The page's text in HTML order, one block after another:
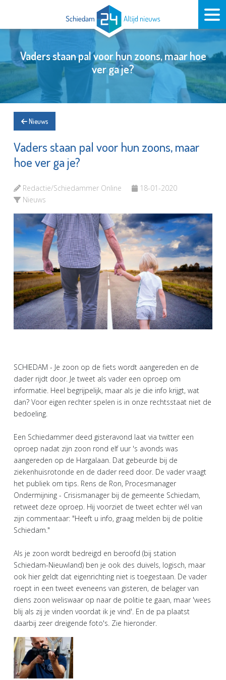
Vaders staan pal voor hun zoons, maar hoe
ver ga je?
Nieuws
Vaders staan pal voor hun zoons, maar
hoe ver ga je?
Redactie/Schiedammer Online
18-01-2020
Nieuws
SCHIEDAM - Je zoon op de fiets wordt aangereden en de
dader rijdt door. Je tweet als vader een oproep om
informatie. Heel begrijpelijk, maar als je die info krijgt, wat
dan? Voor eigen rechter spelen is in onze rechtsstaat niet de
bedoeling.
Een Schiedammer deed gisteravond laat via twitter een
oproep nadat zijn zoon rond elf uur 's avonds was
aangereden op de Hargalaan. Dat gebeurde bij de
ziekenhuisrotonde en de dader reed door. De vader vraagt
het publiek om tips. Rens de Ron, Procesmanager
Ondermijning - Crisismanager bij de gemeente Schiedam,
retweet deze oproep. Hij voorziet de tweet echter wél van
zijn commentaar: "Heeft u info, graag melden bij de politie
Schiedam."
Als je zoon wordt bedreigd en beroofd (bij station
Schiedam-Nieuwland) ben je ook des duivels, logisch, maar
ook hier geldt dat eigenrichting niet is toegestaan. De vader
roept in een tweet eveneens van gisteren, de belager van
diens zoon weliswaar op naar de politie te gaan, maar 'wees
blij als zij je vinden voordat ik je vind'. En de pa plaatst
daarbij zeer dreigende foto's. Zie hieronder.